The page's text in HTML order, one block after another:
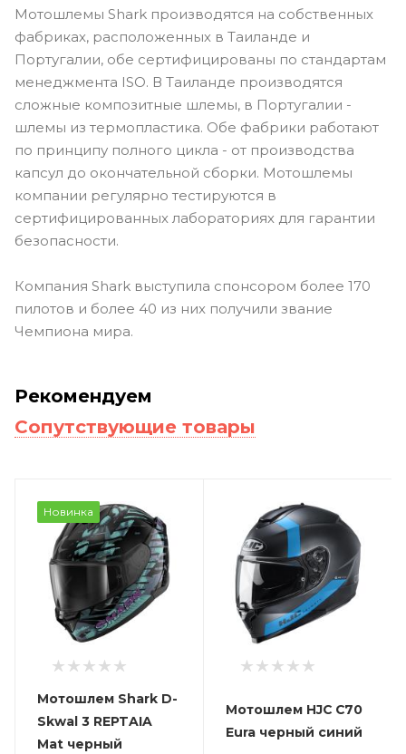
Мотошлемы Shark производятся на собственных
фабриках, расположенных в Таиланде и
Португалии, обе сертифицированы по стандартам
менеджмента ISO. В Таиланде производятся
сложные композитные шлемы, в Португалии -
шлемы из термопластика. Обе фабрики работают
по принципу полного цикла - от производства
капсул до окончательной сборки. Мотошлемы
компании регулярно тестируются в
сертифицированных лабораториях для гарантии
безопасности.
Компания Shark выступила спонсором более 170
пилотов и более 40 из них получили звание
Чемпиона мира.
Рекомендуем
Сопутствующие товары
Новинка
Мотошлем Shark D-
Skwal 3 REPTAIA
Mat черный
Мотошлем HJC C70
Eura черный синий